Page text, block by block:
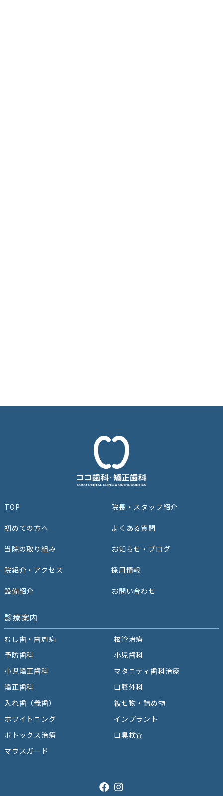
TOP
初めての⽅へ
当院の取り組み
院紹介‧アクセス
設備紹介
院⻑‧スタッフ紹介
よくある質問
お知らせ・ブログ
採用情報
お問い合わせ
診療案内
むし歯・歯周病
根管治療
予防⻭科
⼩児⻭科
小児矯正歯科
マタニティ歯科治療
矯正⻭科
⼝腔外科
⼊れ⻭（義⻭）
被せ物・詰め物
ホワイトニング
インプラント
ボトックス治療
口臭検査
マウスガード